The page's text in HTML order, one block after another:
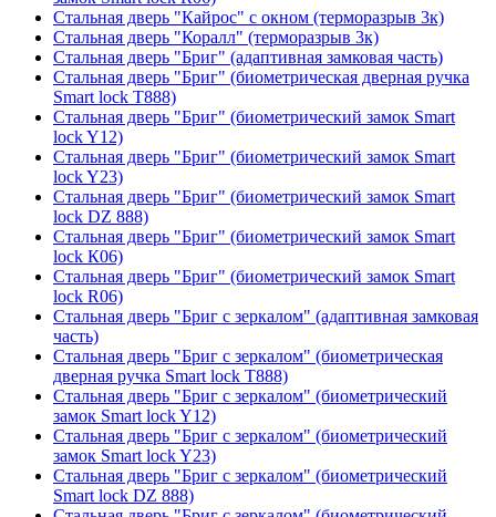
Стальная дверь "Кайрос" с окном (терморазрыв 3к)
Стальная дверь "Коралл" (терморазрыв 3к)
Стальная дверь "Бриг" (адаптивная замковая часть)
Стальная дверь "Бриг" (биометрическая дверная ручка
Smart lock T888)
Стальная дверь "Бриг" (биометрический замок Smart
lock Y12)
Стальная дверь "Бриг" (биометрический замок Smart
lock Y23)
Стальная дверь "Бриг" (биометрический замок Smart
lock DZ 888)
Стальная дверь "Бриг" (биометрический замок Smart
lock К06)
Стальная дверь "Бриг" (биометрический замок Smart
lock R06)
Стальная дверь "Бриг с зеркалом" (адаптивная замковая
часть)
Стальная дверь "Бриг с зеркалом" (биометрическая
дверная ручка Smart lock T888)
Стальная дверь "Бриг с зеркалом" (биометрический
замок Smart lock Y12)
Стальная дверь "Бриг с зеркалом" (биометрический
замок Smart lock Y23)
Стальная дверь "Бриг с зеркалом" (биометрический
Smart lock DZ 888)